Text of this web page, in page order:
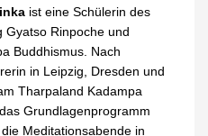
ist eine Schülerin des
Gyatso Rinpoche und
Buddhismus. Nach
in Leipzig, Dresden und
Tharpaland Kadampa
Grundlagenprogramm
Meditationsabende in